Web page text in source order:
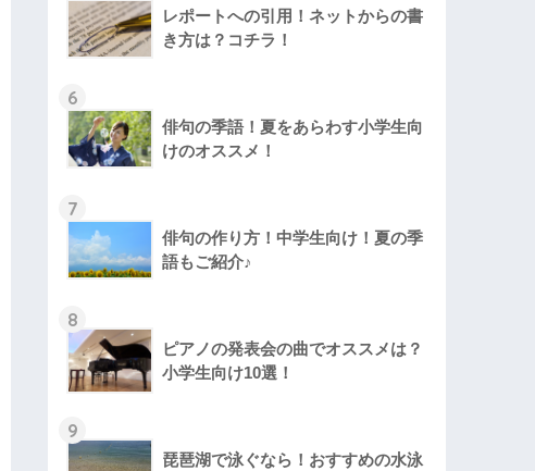
レポートへの引用！ネットからの書
き方は？コチラ！
6
俳句の季語！夏をあらわす小学生向
けのオススメ！
7
俳句の作り方！中学生向け！夏の季
語もご紹介♪
8
ピアノの発表会の曲でオススメは？
小学生向け10選！
9
琵琶湖で泳ぐなら！おすすめの水泳